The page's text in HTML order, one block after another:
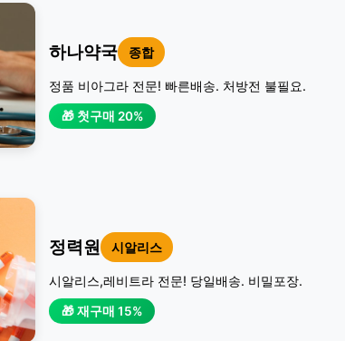
하나약국 종합
정품 비아그라 전문! 빠른배송. 처방전 불필요.
🎁 첫구매 20%
정력원 시알리스
시알리스,레비트라 전문! 당일배송. 비밀포장.
🎁 재구매 15%